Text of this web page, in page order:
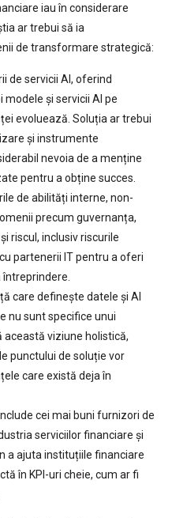
iau în considerare
ar trebui să ia
de transformare strategică:
de servicii AI, oferind
și servicii AI pe
evoluează. Soluția ar trebui
și instrumente
nevoia de a menține
pentru a obține succes.
de abilități interne, non-
precum guvernanța,
riscul, inclusiv riscurile
partenerii IT pentru a oferi
care definește datele și AI
nu sunt specifice unui
această viziune holistică,
punctului de soluție vor
care există deja în
cei mai buni furnizori de
serviciilor financiare și
a ajuta instituțiile financiare
în KPI-uri cheie, cum ar fi